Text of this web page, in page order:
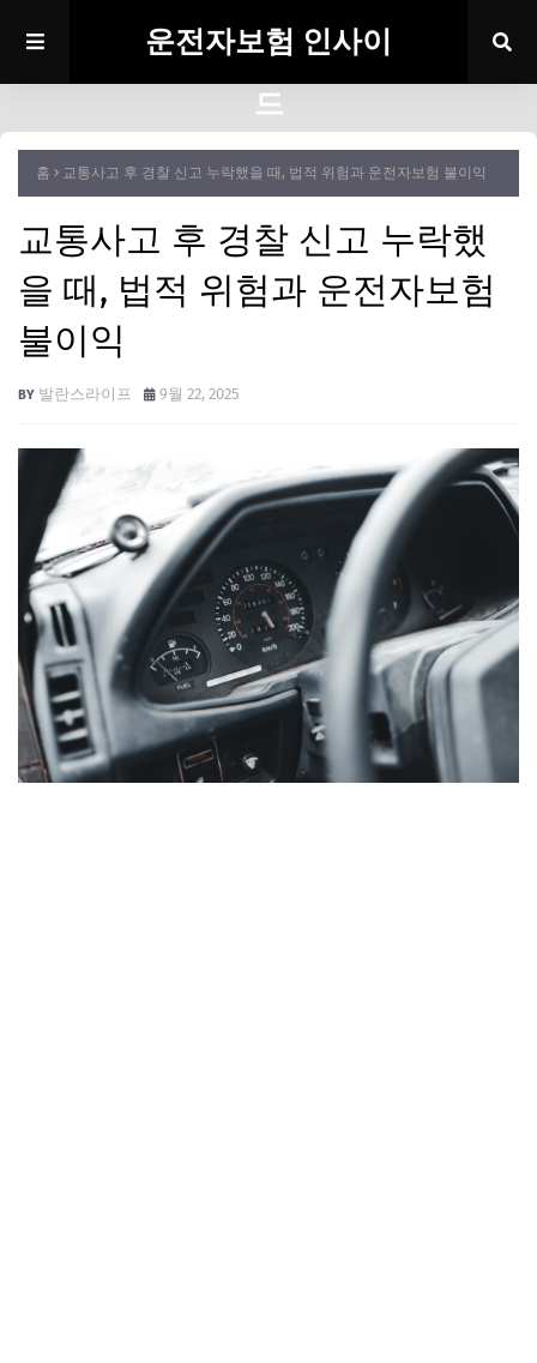
운전자보험 인사이
드
홈 교통사고 후 경찰 신고 누락했을 때, 법적 위험과 운전자보험 불이익
교통사고 후 경찰 신고 누락했
을 때, 법적 위험과 운전자보험
불이익
발란스라이프 9월 22, 2025